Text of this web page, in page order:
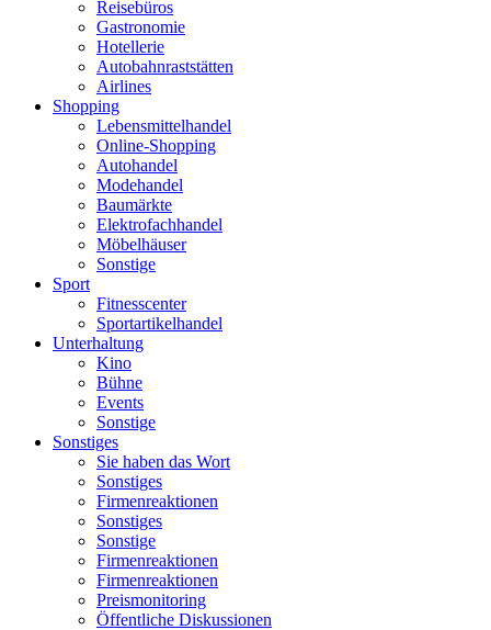
Reisebüros
Gastronomie
Hotellerie
Autobahnraststätten
Airlines
Shopping
Lebensmittelhandel
Online-Shopping
Autohandel
Modehandel
Baumärkte
Elektrofachhandel
Möbelhäuser
Sonstige
Sport
Fitnesscenter
Sportartikelhandel
Unterhaltung
Kino
Bühne
Events
Sonstige
Sonstiges
Sie haben das Wort
Sonstiges
Firmenreaktionen
Sonstiges
Sonstige
Firmenreaktionen
Firmenreaktionen
Preismonitoring
Öffentliche Diskussionen